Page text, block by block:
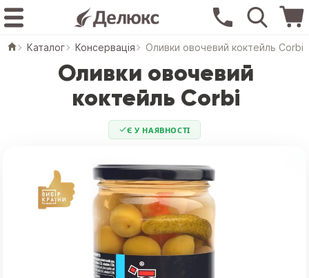
Каталог Консервація Оливки овочевий коктейль Corbi
Оливки овочевий
коктейль Corbi
Є У НАЯВНОСТІ